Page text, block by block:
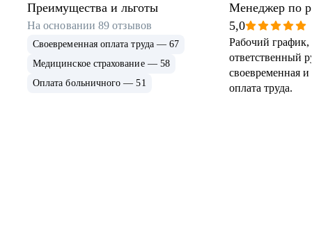
ЗАБОТА ДЛЯ НАС ВЫХОДИТ
УХОДА ЗА КОЖЕЙ.
Поддерживая фонд «Со-единение»,
мы помогаем людям, которые
лишены возможности полноценно
видеть и слышать, чувствовать
тепло и счастье общения с людьми
Преимущества и льготы
На основании89 отзывов
Своевременная оплата труда — 67
Медицинское страхование — 58
Оплата больничного — 51
Менеджер по
клиентами
5,0
Рабочий
ответственный
своевременная
оплата труда.